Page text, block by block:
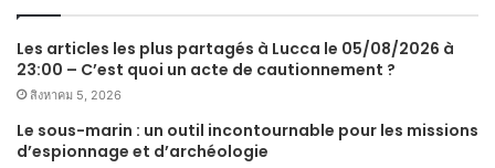
Les articles les plus partagés à Lucca le 05/08/2026 à
23:00 – C’est quoi un acte de cautionnement ?
สิงหาคม 5, 2026
Le sous-marin : un outil incontournable pour les missions
d’espionnage et d’archéologie